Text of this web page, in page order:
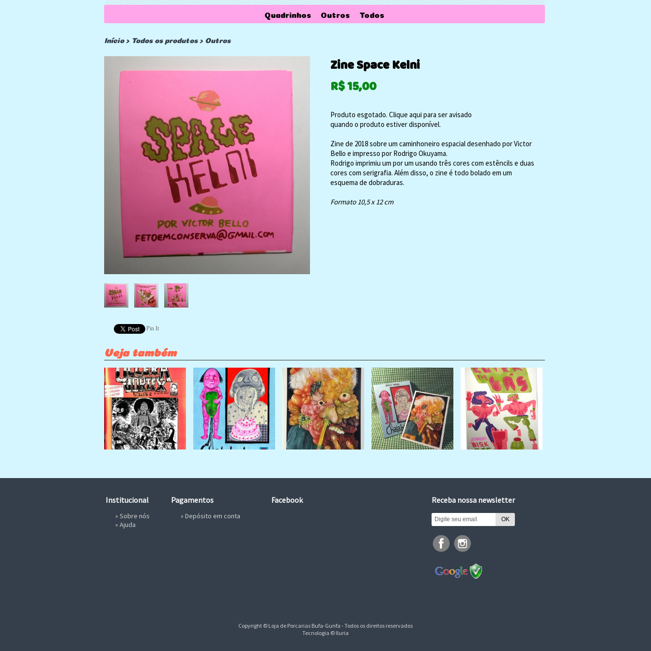
Quadrinhos Outros Todos
Início › Todos os produtos › Outros
Pin It
Zine Space Kelni
R$15,00
Produto esgotado. Clique aqui para ser avisado
quando o produto estiver disponível.
Zine de 2018 sobre um caminhoneiro espacial desenhado por Victor
Bello e impresso por Rodrigo Okuyama.
Rodrigo imprimiu um por um usando três cores com estêncils e duas
cores com serigrafia. Além disso, o zine é todo bolado em um
esquema de dobraduras.
Formato 10,5 x 12 cm
Veja também
Institucional
» Sobre nós
» Ajuda
Pagamentos
» Depósito em conta
Facebook Receba nossa newsletter
Copyright © Loja de Porcarias Bufa-Gunfa - Todos os direitos reservados
Tecnologia © Iluria